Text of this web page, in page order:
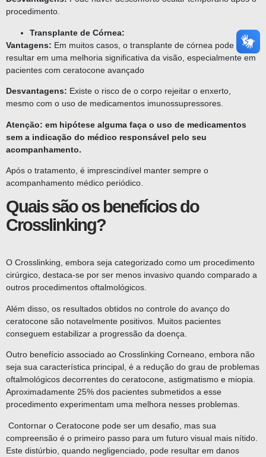
procedimento.
Transplante de Córnea:
Vantagens: Em muitos casos, o transplante de córnea pode
resultar em uma melhoria significativa da visão, especialmente em
pacientes com ceratocone avançado
Desvantagens: Existe o risco de o corpo rejeitar o enxerto,
mesmo com o uso de medicamentos imunossupressores.
Atenção: em hipótese alguma faça o uso de medicamentos
sem a indicação do médico responsável pelo seu
acompanhamento.
Após o tratamento, é imprescindível manter sempre o
acompanhamento médico periódico.
Quais são os benefícios do
Crosslinking?
O Crosslinking, embora seja categorizado como um procedimento
cirúrgico, destaca-se por ser menos invasivo quando comparado a
outros procedimentos oftalmológicos.
Além disso, os resultados obtidos no controle do avanço do
ceratocone são notavelmente positivos. Muitos pacientes
conseguem estabilizar a progressão da doença.
Outro benefício associado ao Crosslinking Corneano, embora não
seja sua característica principal, é a redução do grau de problemas
oftalmológicos decorrentes do ceratocone, astigmatismo e miopia.
Aproximadamente 25% dos pacientes submetidos a esse
procedimento experimentam uma melhora nesses problemas.
Contornar o Ceratocone pode ser um desafio, mas sua
compreensão é o primeiro passo para um futuro visual mais nítido.
Este distúrbio, quando negligenciado, pode resultar em danos